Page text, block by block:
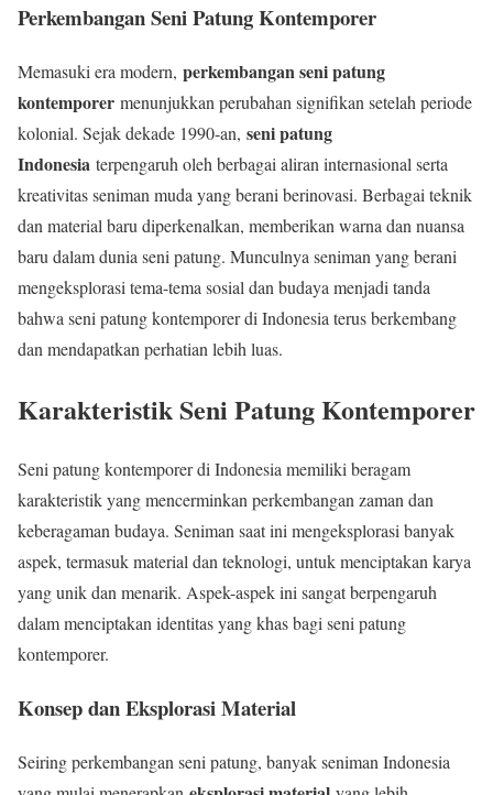
Perkembangan Seni Patung Kontemporer
Memasuki era modern, perkembangan seni patung
kontemporer menunjukkan perubahan signifikan setelah periode
kolonial. Sejak dekade 1990-an, seni patung
Indonesia terpengaruh oleh berbagai aliran internasional serta
kreativitas seniman muda yang berani berinovasi. Berbagai teknik
dan material baru diperkenalkan, memberikan warna dan nuansa
baru dalam dunia seni patung. Munculnya seniman yang berani
mengeksplorasi tema-tema sosial dan budaya menjadi tanda
bahwa seni patung kontemporer di Indonesia terus berkembang
dan mendapatkan perhatian lebih luas.
Karakteristik Seni Patung Kontemporer
Seni patung kontemporer di Indonesia memiliki beragam
karakteristik yang mencerminkan perkembangan zaman dan
keberagaman budaya. Seniman saat ini mengeksplorasi banyak
aspek, termasuk material dan teknologi, untuk menciptakan karya
yang unik dan menarik. Aspek-aspek ini sangat berpengaruh
dalam menciptakan identitas yang khas bagi seni patung
kontemporer.
Konsep dan Eksplorasi Material
Seiring perkembangan seni patung, banyak seniman Indonesia